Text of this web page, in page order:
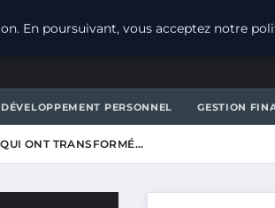
DÉVELOPPEMENT PERSONNEL GESTION
ONT TRANSFORMÉ…
En poursuivant, vous acceptez notre